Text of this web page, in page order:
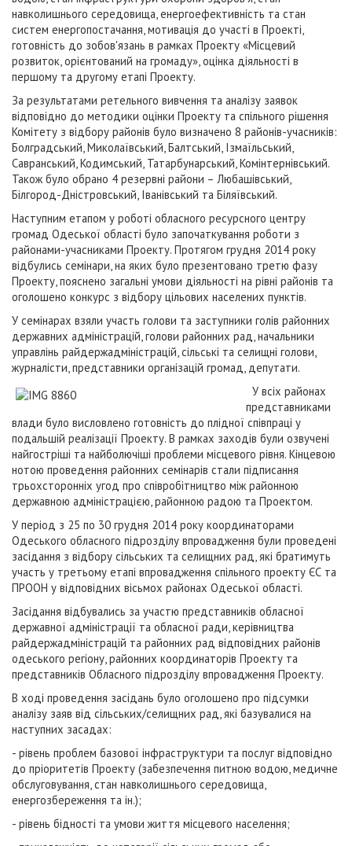
навколишнього середовища, енергоефективність та стан
систем енергопостачання, мотивація до участі в Проекті,
готовність до зобов'язань в рамках Проекту «Місцевий
розвиток, орієнтований на громаду», оцінка діяльності в
першому та другому етапі Проекту.
За результатами ретельного вивчення та аналізу заявок
відповідно до методики оцінки Проекту та спільного рішення
Комітету з відбору районів було визначено 8 районів-учасників:
Болградський, Миколаївський, Балтський, Ізмаїльський,
Савранський, Кодимський, Татарбунарський, Комінтернівський.
Також було обрано 4 резервні райони – Любашівський,
Білгород-Дністровський, Іванівський та Біляївський.
Наступним етапом у роботі обласного ресурсного центру
громад Одеської області було започаткування роботи з
районами-учасниками Проекту. Протягом грудня 2014 року
відбулись семінари, на яких було презентовано третю фазу
Проекту, пояснено загальні умови діяльності на рівні районів та
оголошено конкурс з відбору цільових населених пунктів.
У семінарах взяли участь голови та заступники голів районних
державних адміністрацій, голови районних рад, начальники
управлінь райдержадміністрацій, сільські та селищні голови,
журналісти, представники організацій громад, депутати.
У всіх районах
представниками
влади було висловлено готовність до плідної співпраці у
подальшій реалізації Проекту. В рамках заходів були озвучені
найгостріші та найболючіші проблеми місцевого рівня. Кінцевою
нотою проведення районних семінарів стали підписання
трьохсторонніх угод про співробітництво між районною
державною адміністрацією, районною радою та Проектом.
У період з 25 по 30 грудня 2014 року координаторами
Одеського обласного підрозділу впровадження були проведені
засідання з відбору сільських та селищних рад, які братимуть
участь у третьому етапі впровадження спільного проекту ЄС та
ПРООН у відповідних вісьмох районах Одеської області.
Засідання відбувались за участю представників обласної
державної адміністрації та обласної ради, керівництва
райдержадміністрацій та районних рад відповідних районів
одеського регіону, районних координаторів Проекту та
представників Обласного підрозділу впровадження Проекту.
В ході проведення засідань було оголошено про підсумки
аналізу заяв від сільських/селищних рад, які базувалися на
наступних засадах:
- рівень проблем базової інфраструктури та послуг відповідно
до пріоритетів Проекту (забезпечення питною водою, медичне
обслуговування, стан навколишнього середовища,
енергозбереження та ін.);
- рівень бідності та умови життя місцевого населення;